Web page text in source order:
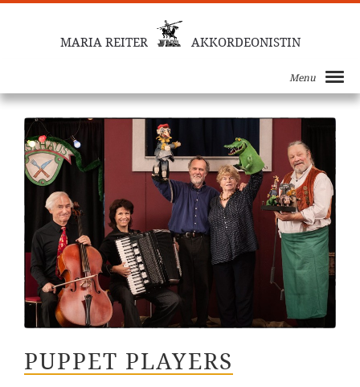
MARIA REITER AKKORDEONISTIN
Menu
PUPPET PLAYERS